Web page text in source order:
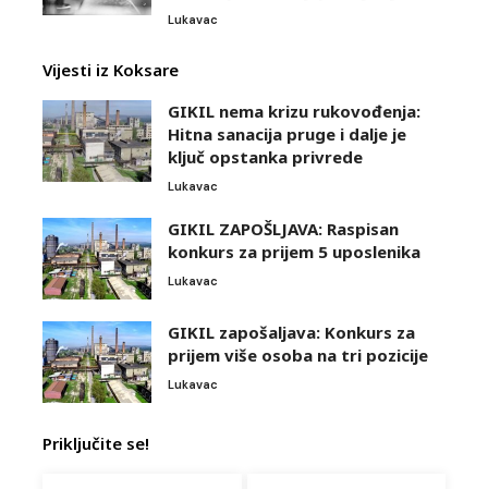
Lukavac
Vijesti iz Koksare
GIKIL nema krizu rukovođenja:
Hitna sanacija pruge i dalje je
ključ opstanka privrede
Lukavac
GIKIL ZAPOŠLJAVA: Raspisan
konkurs za prijem 5 uposlenika
Lukavac
GIKIL zapošaljava: Konkurs za
prijem više osoba na tri pozicije
Lukavac
Priključite se!